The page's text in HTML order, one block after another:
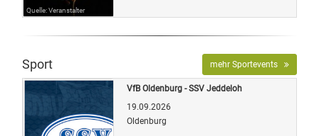
Quelle: Veranstalter
Sport mehr Sportevents
VfB Oldenburg - SSV Jeddeloh
19.09.2026
Oldenburg